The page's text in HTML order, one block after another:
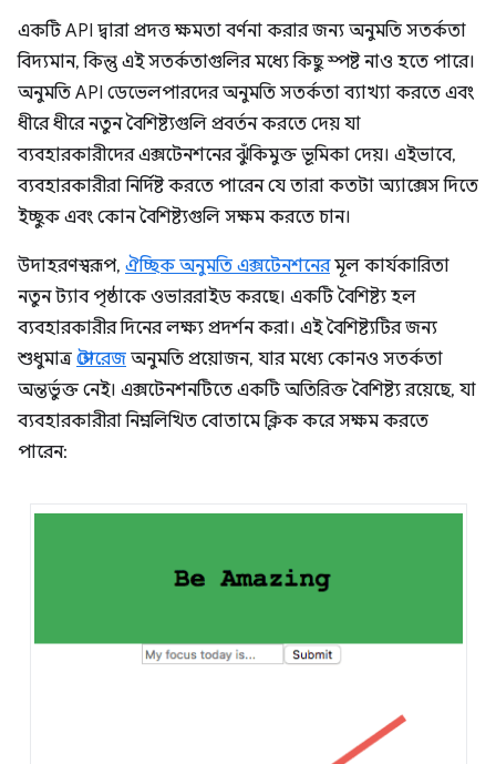
একটি API দ্বারা প্রদত্ত ক্ষমতা বর্ণনা করার জন্য অনুমতি সতর্কতা
বিদ্যমান, কিন্তু এই সতর্কতাগুলির মধ্যে কিছু স্পষ্ট নাও হতে পারে।
অনুমতি API ডেভেলপারদের অনুমতি সতর্কতা ব্যাখ্যা করতে এবং
ধীরে ধীরে নতুন বৈশিষ্ট্যগুলি প্রবর্তন করতে দেয় যা
ব্যবহারকারীদের এক্সটেনশনের ঝুঁকিমুক্ত ভূমিকা দেয়। এইভাবে,
ব্যবহারকারীরা নির্দিষ্ট করতে পারেন যে তারা কতটা অ্যাক্সেস দিতে
ইচ্ছুক এবং কোন বৈশিষ্ট্যগুলি সক্ষম করতে চান।
উদাহরণস্বরূপ, ঐচ্ছিক অনুমতি এক্সটেনশনেরমূল কার্যকারিতা
নতুন ট্যাব পৃষ্ঠাকে ওভাররাইড করছে। একটি বৈশিষ্ট্য হল
ব্যবহারকারীর দিনের লক্ষ্য প্রদর্শন করা। এই বৈশিষ্ট্যটির জন্য
শুধুমাত্র স্টোরেজ অনুমতি প্রয়োজন, যার মধ্যে কোনও সতর্কতা
অন্তর্ভুক্ত নেই। এক্সটেনশনটিতে একটি অতিরিক্ত বৈশিষ্ট্য রয়েছে, যা
ব্যবহারকারীরা নিম্নলিখিত বোতামে ক্লিক করে সক্ষম করতে
পারেন: